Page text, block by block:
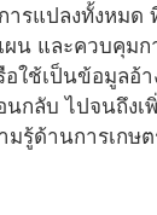
ารแปลงทั้งหมด
น และควบคุม
ใช้เป็นข้อมูลอ้า
นกลับ ไปจนถึงเ
มรู้ด้านการเกษ